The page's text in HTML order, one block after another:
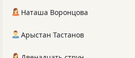
Наташа Воронцова
Арыстан Тастанов